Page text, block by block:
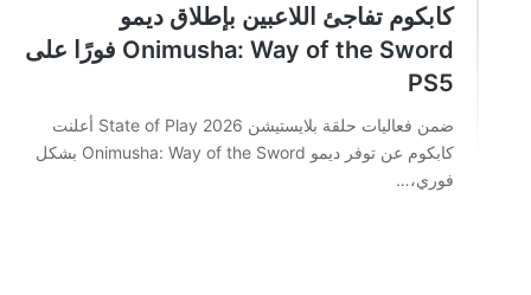
كابكوم تفاجئ اللاعبين بإطلاق ديمو
Onimusha: Way of the Sword فورًا على
PS5
ضمن فعاليات حلقة بلايستيشن State of Play 2026 أعلنت
كابكوم عن توفر ديمو Onimusha: Way of the Sword بشكل
فوري،…